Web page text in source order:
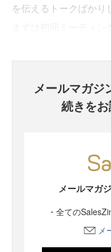
を伝えるトークばかり
メールマガジ
続きを
メールマガ
・全ての
メ